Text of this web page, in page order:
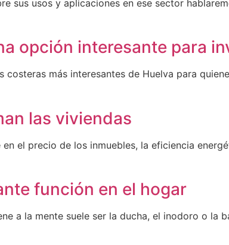
sus usos y aplicaciones en ese sector
opción interesante para
más interesantes de Huelva para
las viviendas
el precio de los inmuebles, la eficiencia
función en el hogar
a la mente suele ser la ducha, el inodoro o la